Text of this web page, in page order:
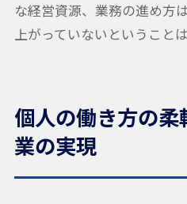
な経営資源、業務の進め方
上がっていないということ
個人の働き方の
業の実現